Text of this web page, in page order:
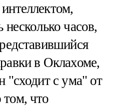
несколько часов,
в Оклахоме,
"сходит с ума" от
что